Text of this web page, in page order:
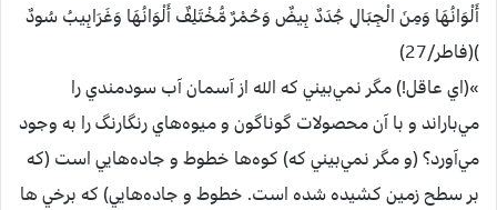
أَلْوَانُهَا وَمِنَ الْجِبَالِ جُدَدٌ بِيضٌ وَحُمْرٌ مُّخْتَلِفٌ أَلْوَانُهَا وَغَرَابِيبُ سُودٌ
)‏(فاطر/27) ‏
»(اي عاقل!) مگر نمي‌بيني كه الله از آسمان آب سودمندي را
مي‌باراند و با آن محصولات گوناگون و ميوه‌هاي رنگارنگ را به وجود
مي‌آورد؟ (و مگر نمي‌بيني كه) كوه‌ها خطوط و جاده‌هایي است (كه
بر سطح زمين كشيده شده است. خطوط و جاده‌هایي) كه برخي ها